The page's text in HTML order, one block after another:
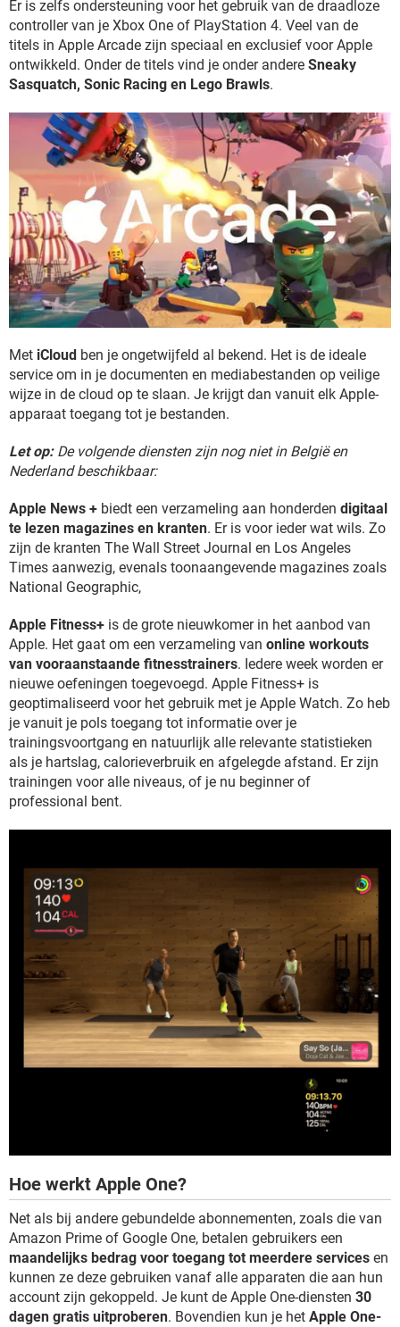
Er is zelfs ondersteuning voor het gebruik van de draadloze
controller van je Xbox One of PlayStation 4. Veel van de
titels in Apple Arcade zijn speciaal en exclusief voor Apple
ontwikkeld. Onder de titels vind je onder andere Sneaky
Sasquatch, Sonic Racing en Lego Brawls.
Met iCloud ben je ongetwijfeld al bekend. Het is de ideale
service om in je documenten en mediabestanden op veilige
wijze in de cloud op te slaan. Je krijgt dan vanuit elk Apple-
apparaat toegang tot je bestanden.
Let op:De volgende diensten zijn nog niet in België en
Nederland beschikbaar:
Apple News + biedt een verzameling aan honderden digitaal
te lezen magazines en kranten. Er is voor ieder wat wils. Zo
zijn de kranten The Wall Street Journal en Los Angeles
Times aanwezig, evenals toonaangevende magazines zoals
National Geographic,
Apple Fitness+ is de grote nieuwkomer in het aanbod van
Apple. Het gaat om een verzameling van online workouts
van vooraanstaande fitnesstrainers. Iedere week worden er
nieuwe oefeningen toegevoegd. Apple Fitness+ is
geoptimaliseerd voor het gebruik met je Apple Watch. Zo heb
je vanuit je pols toegang tot informatie over je
trainingsvoortgang en natuurlijk alle relevante statistieken
als je hartslag, calorieverbruik en afgelegde afstand. Er zijn
trainingen voor alle niveaus, of je nu beginner of
professional bent.
Hoe werkt Apple One?
Net als bij andere gebundelde abonnementen, zoals die van
Amazon Prime of Google One, betalen gebruikers een
maandelijks bedrag voor toegang tot meerdere services en
kunnen ze deze gebruiken vanaf alle apparaten die aan hun
account zijn gekoppeld. Je kunt de Apple One-diensten 30
dagen gratis uitproberen. Bovendien kun je het Apple One-